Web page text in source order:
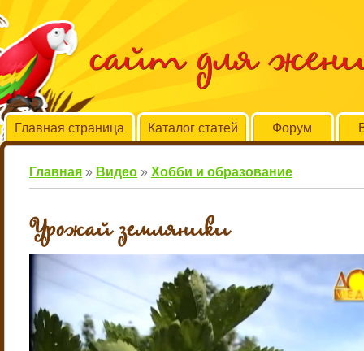
сайт для
Главная страница Каталог статей Форум
Главная » Видео » Хобби и образование
Урожай земляники